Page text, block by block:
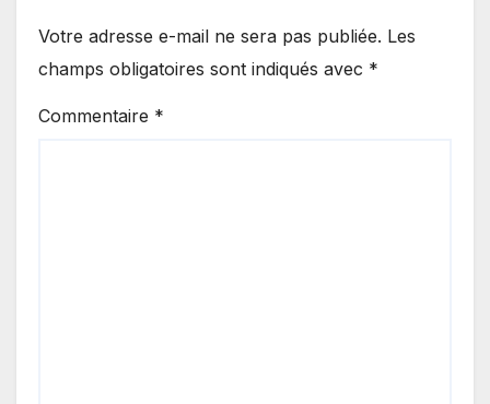
Votre adresse e-mail ne sera pas publiée. Les
champs obligatoires sont indiqués avec *
Commentaire *